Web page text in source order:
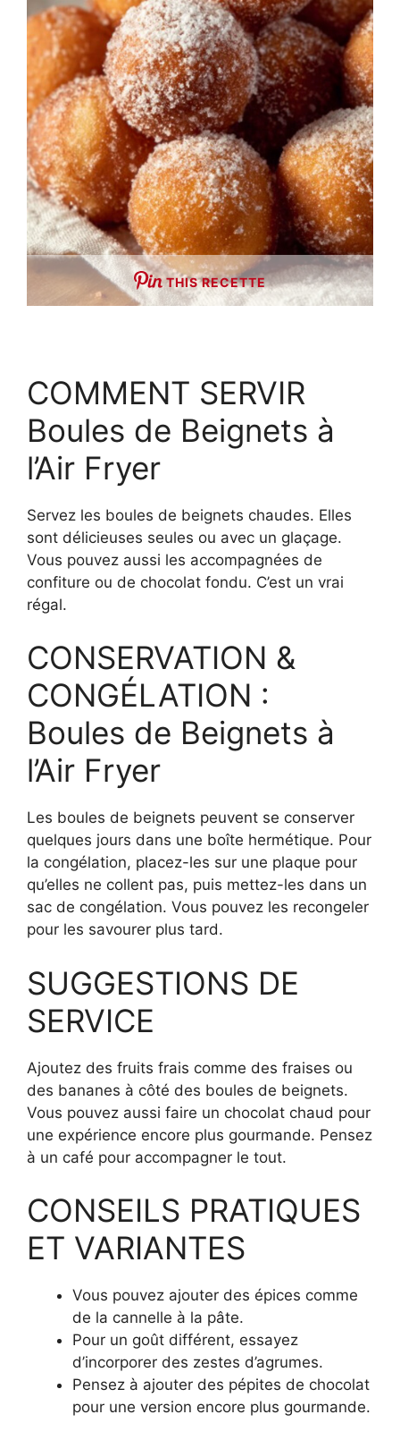
THIS RECETTE
COMMENT SERVIR
Boules de Beignets à
l’Air Fryer
Servez les boules de beignets chaudes. Elles
sont délicieuses seules ou avec un glaçage.
Vous pouvez aussi les accompagnées de
confiture ou de chocolat fondu. C’est un vrai
régal.
CONSERVATION &
CONGÉLATION :
Boules de Beignets à
l’Air Fryer
Les boules de beignets peuvent se conserver
quelques jours dans une boîte hermétique. Pour
la congélation, placez-les sur une plaque pour
qu’elles ne collent pas, puis mettez-les dans un
sac de congélation. Vous pouvez les recongeler
pour les savourer plus tard.
SUGGESTIONS DE
SERVICE
Ajoutez des fruits frais comme des fraises ou
des bananes à côté des boules de beignets.
Vous pouvez aussi faire un chocolat chaud pour
une expérience encore plus gourmande. Pensez
à un café pour accompagner le tout.
CONSEILS PRATIQUES
ET VARIANTES
Vous pouvez ajouter des épices comme
de la cannelle à la pâte.
Pour un goût différent, essayez
d’incorporer des zestes d’agrumes.
Pensez à ajouter des pépites de chocolat
pour une version encore plus gourmande.